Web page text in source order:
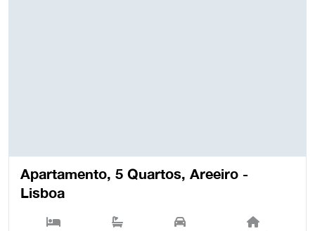
Apartamento, 5 Quartos, Areeiro -
Lisboa